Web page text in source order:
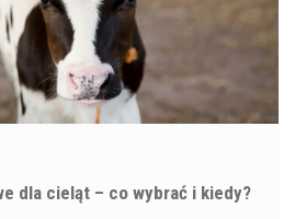
dla cieląt – co wybrać i kiedy?